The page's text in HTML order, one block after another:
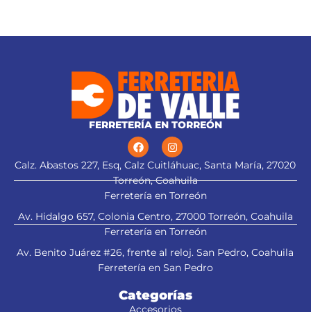
Gancho doble que facilita la
FERRETERÍA EN TORREÓN
Calz. Abastos 227, Esq, Calz Cuitláhuac, Santa María, 27020
Torreón, Coahuila
Ferretería en Torreón
Av. Hidalgo 657, Colonia Centro, 27000 Torreón, Coahuila
Ferretería en Torreón
Av. Benito Juárez #26, frente al reloj. San Pedro, Coahuila
Ferretería en San Pedro
Categorías
Accesorios